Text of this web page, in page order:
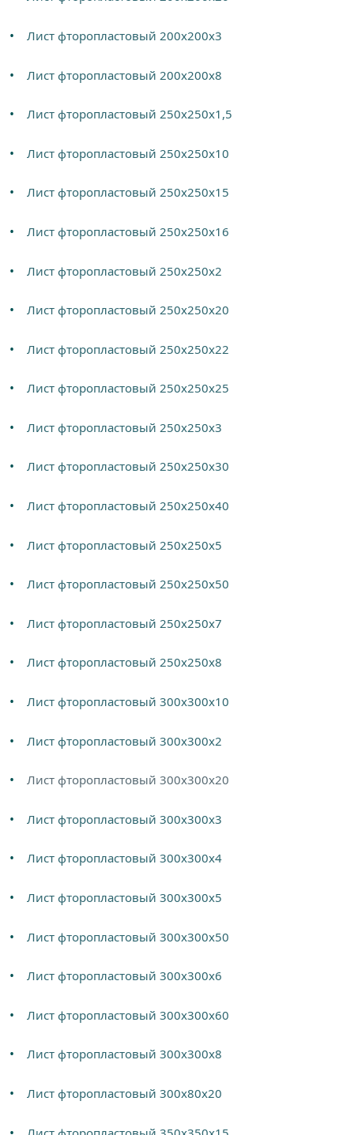
Лист фторопластовый 200х200х3
Лист фторопластовый 200х200х8
Лист фторопластовый 250х250х1,5
Лист фторопластовый 250х250х10
Лист фторопластовый 250х250х15
Лист фторопластовый 250х250х16
Лист фторопластовый 250х250х2
Лист фторопластовый 250х250х20
Лист фторопластовый 250х250х22
Лист фторопластовый 250х250х25
Лист фторопластовый 250х250х3
Лист фторопластовый 250х250х30
Лист фторопластовый 250х250х40
Лист фторопластовый 250х250х5
Лист фторопластовый 250х250х50
Лист фторопластовый 250х250х7
Лист фторопластовый 250х250х8
Лист фторопластовый 300х300х10
Лист фторопластовый 300х300х2
Лист фторопластовый 300х300х20
Лист фторопластовый 300х300х3
Лист фторопластовый 300х300х4
Лист фторопластовый 300х300х5
Лист фторопластовый 300х300х50
Лист фторопластовый 300х300х6
Лист фторопластовый 300х300х60
Лист фторопластовый 300х300х8
Лист фторопластовый 300х80х20